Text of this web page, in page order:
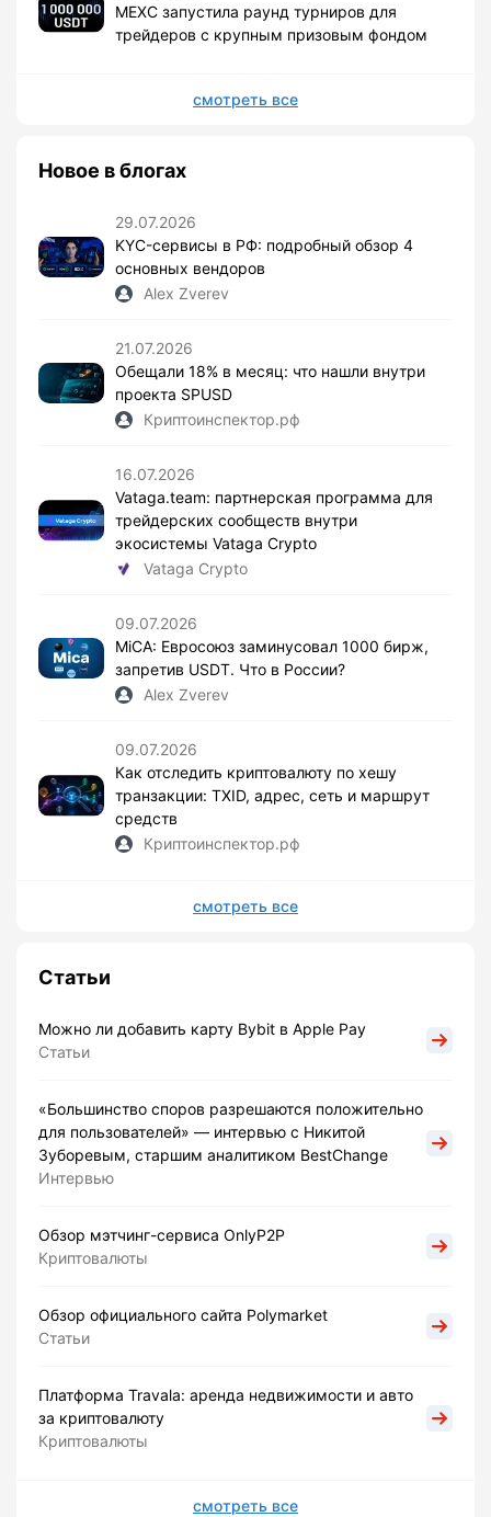
MEXC запустила раунд турниров для
трейдеров с крупным призовым фондом
смотреть все
Новое в блогах
29.07.2026
KYC-сервисы в РФ: подробный обзор 4
основных вендоров
Alex Zverev
21.07.2026
Обещали 18% в месяц: что нашли внутри
проекта SPUSD
Криптоинспектор.рф
16.07.2026
Vataga.team: партнерская программа для
трейдерских сообществ внутри
экосистемы Vataga Crypto
Vataga Crypto
09.07.2026
MiCA: Евросоюз заминусовал 1000 бирж,
запретив USDT. Что в России?
Alex Zverev
09.07.2026
Как отследить криптовалюту по хешу
транзакции: TXID, адрес, сеть и маршрут
средств
Криптоинспектор.рф
смотреть все
Статьи
Можно ли добавить карту Bybit в Apple Pay
Статьи
«Большинство споров разрешаются положительно
для пользователей» — интервью с Никитой
Зуборевым, старшим аналитиком BestChange
Интервью
Обзор мэтчинг-сервиса OnlyP2P
Криптовалюты
Обзор официального сайта Polymarket
Статьи
Платформа Travala: аренда недвижимости и авто
за криптовалюту
Криптовалюты
смотреть все